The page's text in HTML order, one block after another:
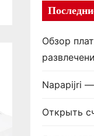
Обзор
Napapijri
Открыть